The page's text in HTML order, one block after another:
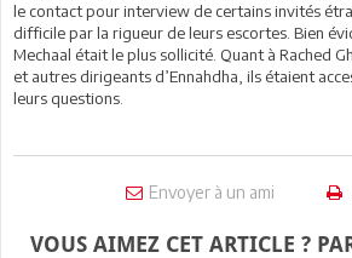
le contact pour interview de certains invités
difficile par la rigueur de leurs escortes. Bien
Mechaal était le plus sollicité. Quant à Rached
et autres dirigeants d’Ennahdha, ils étaient
leurs questions.
Envoyer à un ami
VOUS AIMEZ CET ARTICLE ?